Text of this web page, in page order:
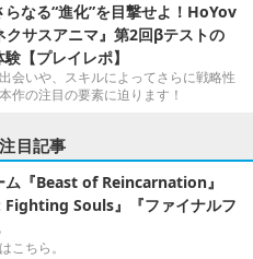
なる“進化”を目撃せよ！HoYov
サスアニマ』第2回βテストの
【プレイレポ】
会いや、スキルによってさらに戦略性
作の注目の要素に迫ります！
目記事
ム『Beast of Reincarnation』
Fighting Souls』『ファイナルフ
こちら。